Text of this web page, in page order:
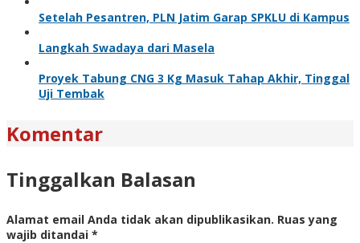
Setelah Pesantren, PLN Jatim Garap SPKLU di Kampus
Langkah Swadaya dari Masela
Proyek Tabung CNG 3 Kg Masuk Tahap Akhir, Tinggal
Uji Tembak
Komentar
Tinggalkan Balasan
Alamat email Anda tidak akan dipublikasikan. Ruas yang
wajib ditandai *